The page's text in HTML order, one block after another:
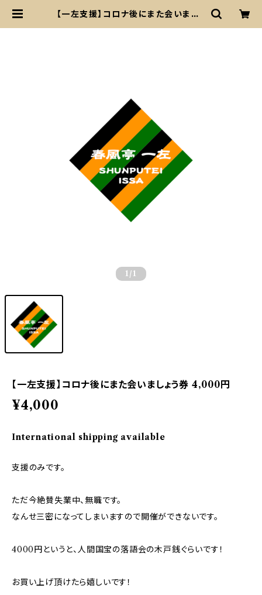
【一左支援】コロナ後にまた会いましょ
1 /1
【一左支援】コロナ後にまた会いましょう券 4,000円
¥4,000
International shipping available
支援のみです。
ただ今絶賛失業中、無職です。
なんせ三密になってしまいますので開催ができないです。
4000円というと、人間国宝の落語会の木戸銭ぐらいです！
お買い上げ頂けたら嬉しいです！